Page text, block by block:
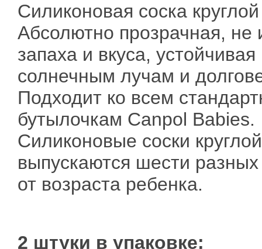
Силиконовая соска
Абсолютно прозрачная,
запаха и вкуса, устойчивая
солнечным лучам и
Подходит ко всем
бутылочкам Canpol Babies.
Силиконовые соски
выпускаются шести
от возраста ребенка.
2 штуки в упаковке: